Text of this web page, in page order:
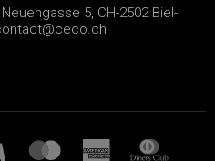
5, CH-2502 Biel-